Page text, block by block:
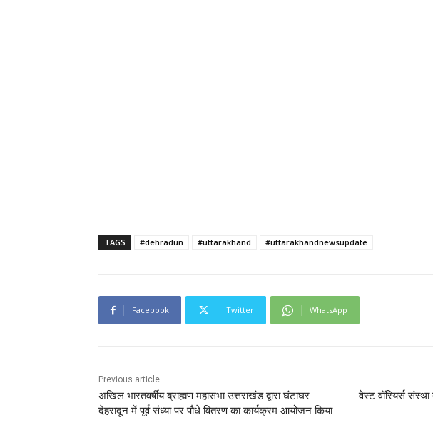
TAGS #dehradun #uttarakhand #uttarakhandnewsupdate
Facebook Twitter WhatsApp
Previous article
अखिल भारतवर्षीय ब्राह्मण महासभा उत्तराखंड द्वारा घंटाघर
देहरादून में पूर्व संध्या पर पौधे वितरण का कार्यक्रम आयोजन किया
वेस्ट वॉरियर्स